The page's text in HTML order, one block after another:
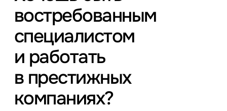
востребованным
специалистом
и работать
в престижных
компаниях?